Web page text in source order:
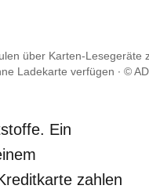
über Karten-Lesegeräte
Ladekarte verfügen
©
Ein
zahlen